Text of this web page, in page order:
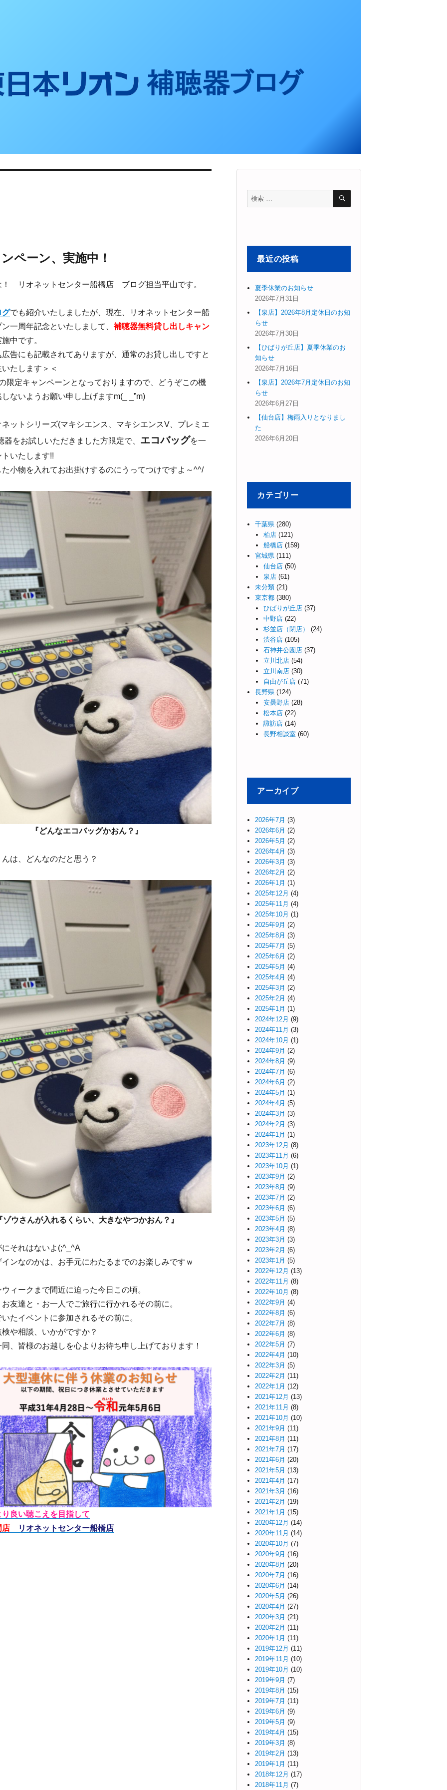
ペーン、実施中！
！ リオネットセンター船橋店 ブログ担当平山です。
グでも紹介いたしましたが、現在、リオネットセンター船
一周年記念といたしまして、 補聴器無料貸し出しキャン
中です。
告にも記載されてありますが、通常のお貸し出しですと
たします＞＜
限定キャンペーンとなっておりますので、どうぞこの機
ないようお願い申し上げますm(_ _”m)
ットシリーズ(マキシエンス、マキシエンスV、プレミエ
器をお試しいただきました方限定で、 エコバッグを一
いたします!!
小物を入れてお出掛けするのにうってつけですよ～^^/
『どんなエコバッグかおん？』
は、どんなのだと思う？
ゾウさんが入れるくらい、大きなやつかおん？』
それはないよ(;^_^A
ンなのかは、お手元にわたるまでのお楽しみですｗ
ィークまで間近に迫った今日この頃。
友達と・お一人でご旅行に行かれるその前に。
たイベントに参加されるその前に。
や相談、いかがですか？
、皆様のお越しを心よりお待ち申し上げております！
良い聴こえを目指して
店
リオネットセンター船橋店
検
索
検
最近の投稿
夏季休業のお知らせ
2026年7月31日
【泉店】2026年8月定休日のお知
らせ
2026年7月30日
【ひばりが丘店】夏季休業のお
知らせ
2026年7月16日
【泉店】2026年7月定休日のお知
らせ
2026年6月27日
【仙台店】梅雨入りとなりまし
た
2026年6月20日
カテゴリー
千葉県 (280)
柏店(121)
船橋店(159)
宮城県 (111)
仙台店(50)
泉店(61)
未分類 (21)
東京都 (380)
ひばりが丘店(37)
中野店(22)
杉並店（閉店）
(24)
渋谷店(105)
石神井公園店(37)
立川北店(54)
立川南店(30)
自由が丘店(71)
長野県 (124)
安曇野店(28)
松本店(22)
諏訪店(14)
長野相談室(60)
アーカイブ
2026年7月 (3)
2026年6月 (2)
2026年5月 (2)
2026年4月 (3)
2026年3月 (3)
2026年2月 (2)
2026年1月 (1)
2025年12月 (4)
2025年11月 (4)
2025年10月 (1)
2025年9月 (2)
2025年8月 (3)
2025年7月 (5)
2025年6月 (2)
2025年5月 (4)
2025年4月 (4)
2025年3月 (2)
2025年2月 (4)
2025年1月 (1)
2024年12月 (9)
2024年11月 (3)
2024年10月 (1)
2024年9月 (2)
2024年8月 (9)
2024年7月 (6)
2024年6月 (2)
2024年5月 (1)
2024年4月 (5)
2024年3月 (3)
2024年2月 (3)
2024年1月 (1)
2023年12月 (8)
2023年11月 (6)
2023年10月 (1)
2023年9月 (2)
2023年8月 (9)
2023年7月 (2)
2023年6月 (6)
2023年5月 (5)
2023年4月 (8)
2023年3月 (3)
2023年2月 (6)
2023年1月 (5)
2022年12月 (13)
2022年11月 (8)
2022年10月 (8)
2022年9月 (4)
2022年8月 (6)
2022年7月 (8)
2022年6月 (8)
2022年5月 (7)
2022年4月 (10)
2022年3月 (5)
2022年2月 (11)
2022年1月 (12)
2021年12月 (13)
2021年11月 (8)
2021年10月 (10)
2021年9月 (11)
2021年8月 (11)
2021年7月 (17)
2021年6月 (20)
2021年5月 (13)
2021年4月 (17)
2021年3月 (16)
2021年2月 (19)
2021年1月 (15)
2020年12月 (14)
2020年11月 (14)
2020年10月 (7)
2020年9月 (16)
2020年8月 (20)
2020年7月 (16)
2020年6月 (14)
2020年5月 (26)
2020年4月 (27)
2020年3月 (21)
2020年2月 (11)
2020年1月 (11)
2019年12月 (11)
2019年11月 (10)
2019年10月 (10)
2019年9月 (7)
2019年8月 (15)
2019年7月 (11)
2019年6月 (9)
2019年5月 (9)
2019年4月 (15)
2019年3月 (8)
2019年2月 (13)
2019年1月 (11)
2018年12月 (17)
2018年11月 (7)